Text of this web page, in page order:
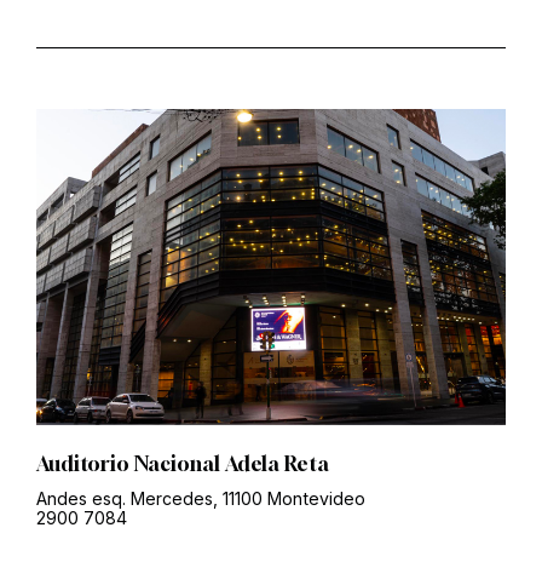
Auditorio Nacional Adela Reta
Andes esq. Mercedes, 11100 Montevideo
2900 7084